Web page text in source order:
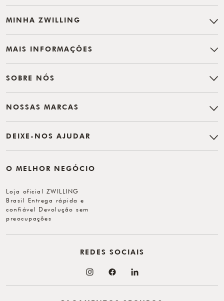
MINHA ZWILLING
MAIS INFORMAÇÕES
SOBRE NÓS
NOSSAS MARCAS
DEIXE-NOS AJUDAR
O MELHOR NEGÓCIO
Loja oficial ZWILLING
Brasil Entrega rápida e
confiável Devolução sem
preocupações
REDES SOCIAIS